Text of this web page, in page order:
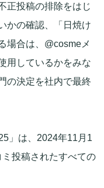
正投稿の排除をはじ
かの確認、「日焼け
場合は、@cosmeメ
用しているかをみな
の決定を社内で最終
」は、2024年11月1
投稿されたすべての